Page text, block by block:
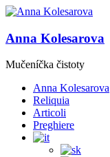
Anna Kolesarova
Mučeníčka čistoty
Anna Kolesarova
Reliquia
Articoli
Preghiere